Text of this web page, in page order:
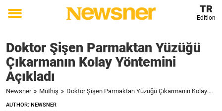
Toggle
TR
Edition
Doktor Şişen Parmaktan Yüzüğü
Çıkarmanın Kolay Yöntemini
Açıkladı
Newsner » Müthiş » Doktor Şişen Parmaktan Yüzüğü Çıkarmanın Kolay Yöntemini Açıkladı
AUTHOR: NEWSNER